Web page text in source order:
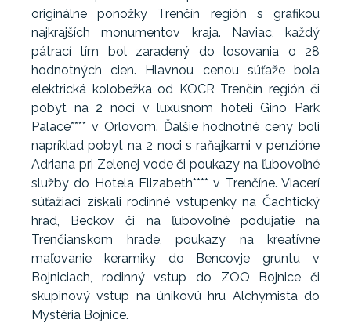
originálne ponožky Trenčín región s grafikou
najkrajších monumentov kraja. Naviac, každý
pátrací tím bol zaradený do losovania o 28
hodnotných cien. Hlavnou cenou súťaže bola
elektrická kolobežka od KOCR Trenčín región či
pobyt na 2 noci v luxusnom hoteli Gino Park
Palace**** v Orlovom. Ďalšie hodnotné ceny boli
napríklad pobyt na 2 noci s raňajkami v penzióne
Adriana pri Zelenej vode či poukazy na ľubovoľné
služby do Hotela Elizabeth**** v Trenčíne. Viacerí
súťažiaci získali rodinné vstupenky na Čachtický
hrad, Beckov či na ľubovoľné podujatie na
Trenčianskom hrade, poukazy na kreatívne
maľovanie keramiky do Bencovje gruntu v
Bojniciach, rodinný vstup do ZOO Bojnice či
skupinový vstup na únikovú hru Alchymista do
Mystéria Bojnice.